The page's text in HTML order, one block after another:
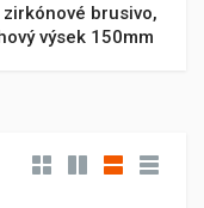
zirkónové brusivo,
výsek 150mm